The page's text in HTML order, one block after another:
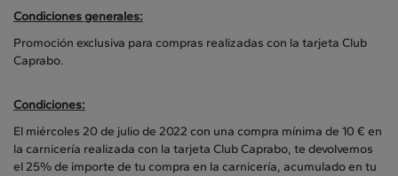
Condiciones generales:
Promoción exclusiva para compras realizadas con la tarjeta Club
Caprabo.
Condiciones:
El miércoles 20 de julio de 2022 con una compra mínima de 10 € en
la carnicería realizada con la tarjeta Club Caprabo, te devolvemos
el 25% de importe de tu compra en la carnicería, acumulado en tu